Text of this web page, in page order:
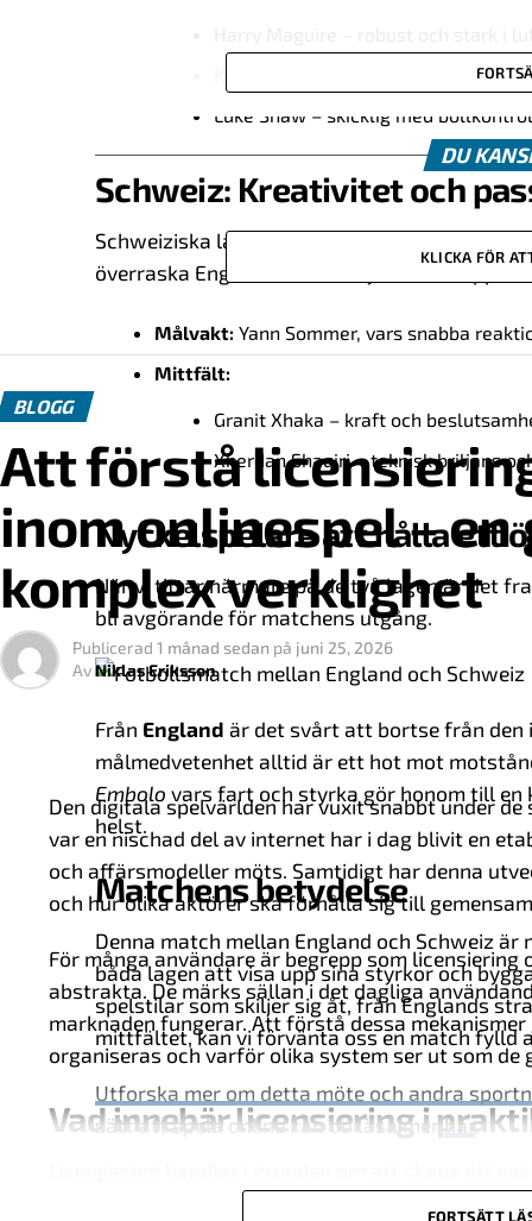
Kyle Walker – snabb och taktiskt
Luke Shaw – skicklig med
Schweiz: Kreativitet och
Schweiziska laget är känt för sitt kreativa
överraska England med sin dynamiska
Målvakt: Yann Sommer, vars snabba
Mittfält:
Granit Xhaka – kraft och
Xherdan Shaqiri – teknisk briljans
Nyckelspelare att hålla ett
När vi tittar närmare på de två lagen är det
bli avgörande för matchens utgång.
Från England är det svårt att bortse från
målmedvetenhet alltid är ett hot mot
Embolo vars fart och styrka gör honom till
helst.
Matchens betydelse
Denna match mellan England och Schweiz
båda lagen att visa upp sina styrkor och
spelstilar som skiljer sig åt, från Englands
mittfältet, kan vi förvänta oss en match fylld
Utforska mer om detta möte och andra
sätt att spela online kan du läsa merhär.
DU
KLICKA FÖR
BLOGG
Att förstå
inom onlinespel –
komplex verklighet
Publicerad 1 månad sedan på juni 25, 2026
Av Niklas Eriksson
Den digitala spelvärlden har vuxit snabbt under
var en nischad del av internet har i dag blivit en
och affärsmodeller möts. Samtidigt har denna
och hur olika aktörer ska förhålla sig till
För många användare är begrepp som
abstrakta. De märks sällan i det dagliga
marknaden fungerar. Att förstå dessa
organiseras och varför olika system ser ut som de
Vad innebär licensiering i
vissa krav för att få verka inom en specifik
FORTSÄTT